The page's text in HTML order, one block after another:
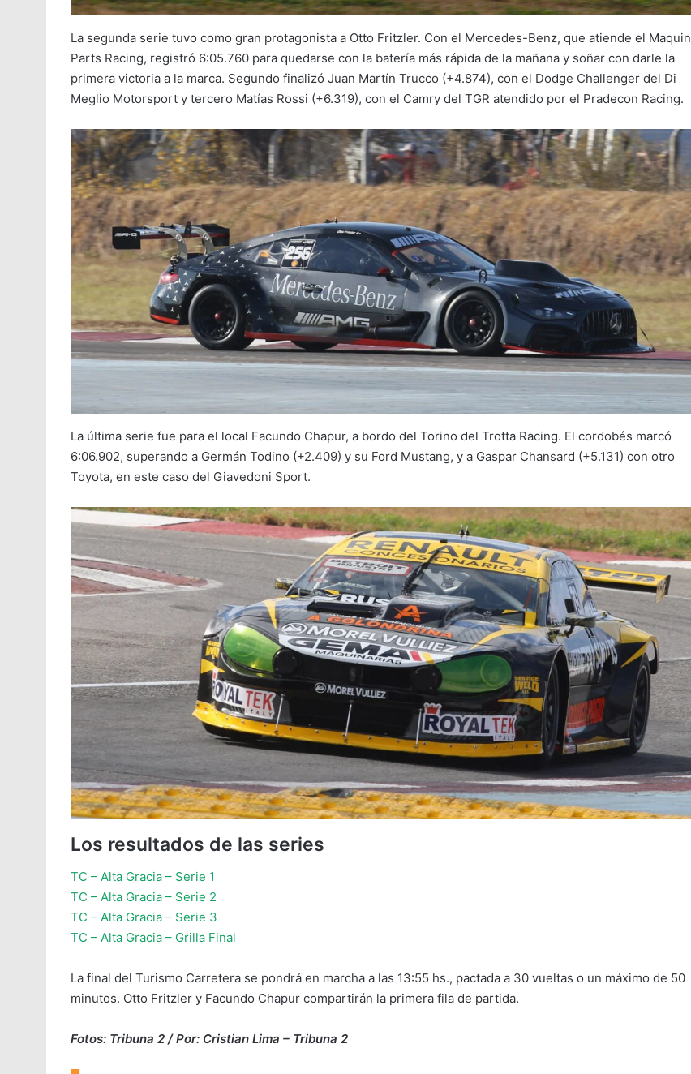
La segunda serie tuvo como gran protagonista a Otto Fritzler. Con el Mercedes-Benz, que atiende el Maquin
Parts Racing, registró 6:05.760 para quedarse con la batería más rápida de la mañana y soñar con darle la
primera victoria a la marca. Segundo finalizó Juan Martín Trucco (+4.874), con el Dodge Challenger del Di
Meglio Motorsport y tercero Matías Rossi (+6.319), con el Camry del TGR atendido por el Pradecon Racing.
La última serie fue para el local Facundo Chapur, a bordo del Torino del Trotta Racing. El cordobés marcó
6:06.902, superando a Germán Todino (+2.409) y su Ford Mustang, y a Gaspar Chansard (+5.131) con otro
Toyota, en este caso del Giavedoni Sport.
Los resultados de las series
TC – Alta Gracia – Serie 1
TC – Alta Gracia – Serie 2
TC – Alta Gracia – Serie 3
TC – Alta Gracia – Grilla Final
La final del Turismo Carretera se pondrá en marcha a las 13:55 hs., pactada a 30 vueltas o un máximo de 50
minutos. Otto Fritzler y Facundo Chapur compartirán la primera fila de partida.
Fotos: Tribuna 2 / Por: Cristian Lima – Tribuna 2